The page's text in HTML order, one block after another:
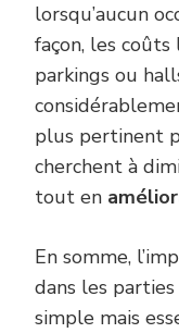
lorsqu’aucun
façon, les coûts
parkings ou
plus pertinent
cherchent à
tout en
En somme,
dans les
simple mais